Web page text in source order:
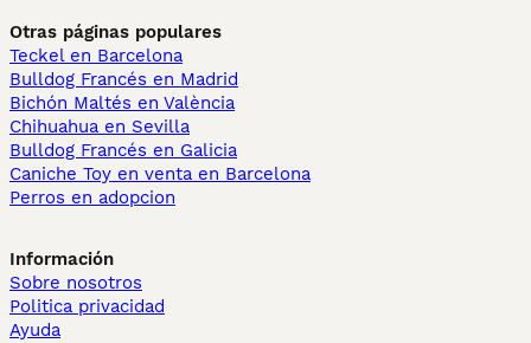
Otras páginas populares
Teckel en Barcelona
Bulldog Francés en Madrid
Bichón Maltés en València
Chihuahua en Sevilla
Bulldog Francés en Galicia
Caniche Toy en venta en Barcelona
Perros en adopcion
Información
Sobre nosotros
Politica privacidad
Ayuda